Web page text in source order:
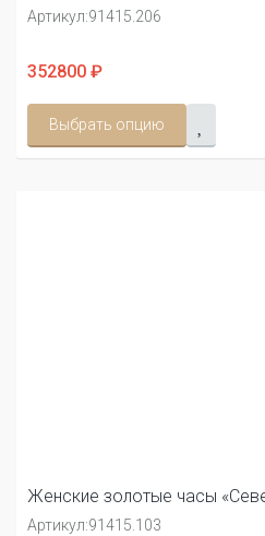
Артикул:91415.206
352800 ₽
Выбрать опцию
Женские золотые часы
Артикул:91415.103